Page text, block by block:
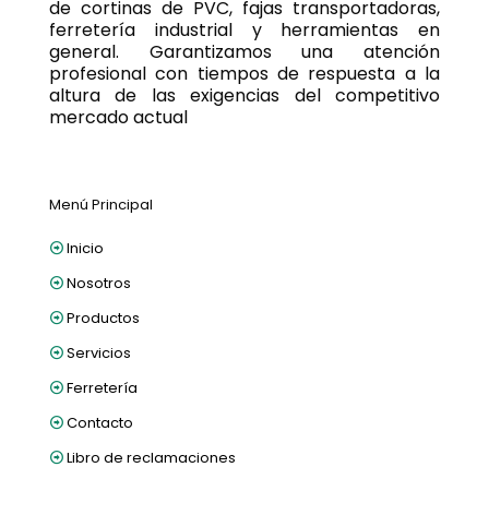
de cortinas de PVC, fajas transportadoras,
ferretería industrial y herramientas en
general. Garantizamos una atención
profesional con tiempos de respuesta a la
altura de las exigencias del competitivo
mercado actual
Menú Principal
Inicio
Nosotros
Productos
Servicios
Ferretería
Contacto
Libro de reclamaciones